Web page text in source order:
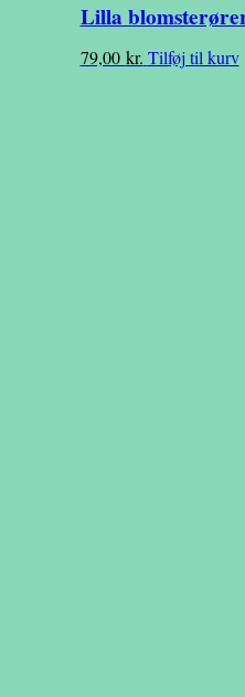
Lilla
79,00 kr. Tilføj til kurv